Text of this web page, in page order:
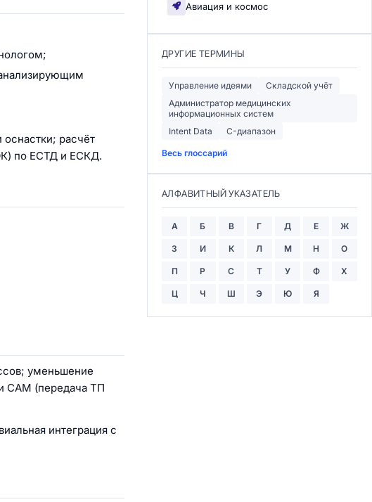
расчёт
по ЕСТД и ЕСКД.
уменьшение
CAM (передача ТП
интеграция с
Авиация и космос
ДРУГИЕ ТЕРМИНЫ
Управление идеями
Складской учёт
Администратор медицинских
информационных систем
Intent Data
C-диапазон
Весь глоссарий
АЛФАВИТНЫЙ УКАЗАТЕЛЬ
А Б В Г Д Е Ж
З И К Л М Н О
П Р С Т У Ф Х
Ц Ч Ш Э Ю Я